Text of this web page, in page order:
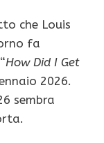
che Louis
fa
How Did I Get
2026.
sembra